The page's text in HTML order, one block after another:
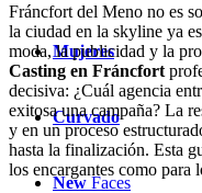
Mujeres
Curvado
New Faces
Fráncfort del Meno no es
la ciudad en la skyline ya
moda, la publicidad y la
Casting en Fráncfort
decisiva: ¿Cuál agencia
exitosa una campaña? La
y en un proceso
hasta la finalización. Esta
los encargantes como para